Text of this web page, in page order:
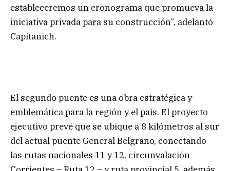
estableceremos un cronograma que promueva la
iniciativa privada para su construcción”, adelantó
Capitanich.
El segundo puente es una obra estratégica y
emblemática para la región y el país. El proyecto
ejecutivo prevé que se ubique a 8 kilómetros al sur
del actual puente General Belgrano, conectando
las rutas nacionales 11 y 12, circunvalación